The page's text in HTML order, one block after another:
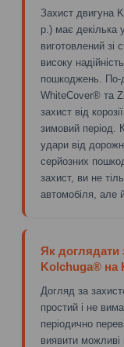
Захист двигуна
р.) має декілька
виготовлений
високу
пошкоджень. По-
WhiteCover® та
захист від
зимовий період.
удари від
серйозних
захист, ви не
автомобіля, але
Як доглядати
Kolchuga® на
Догляд за
простий і не
періодично
виявити можливі